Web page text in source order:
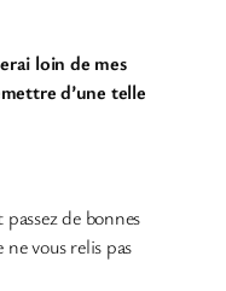
loin de mes
d’une telle
de bonnes
vous relis pas